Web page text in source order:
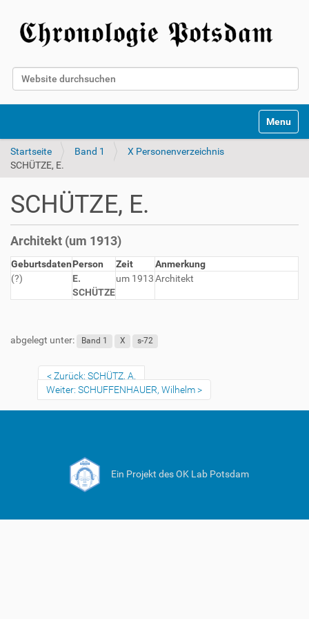
Website durchsuchen
Toggle
Startseite Band 1
X Personenverzeichnis
SCHÜTZE, E.
SCHÜTZE, E.
Architekt (um 1913)
GeburtsdatenPerson Zeit
Anmerkung
(?)
E.
SCHÜTZE
um 1913Architekt
abgelegt unter: Band 1 X s-72
Zurück: SCHÜTZ, A.
Weiter: SCHUFFENHAUER, Wilhelm
Ein Projekt des OK Lab Potsdam